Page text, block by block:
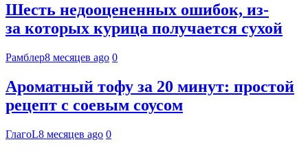
Шесть недооцененных ошибок, из-
за которых курица получается сухой
Рамблер8 месяцев ago 0
Ароматный тофу за 20 минут: простой
рецепт с соевым соусом
ГлагоL8 месяцев ago 0